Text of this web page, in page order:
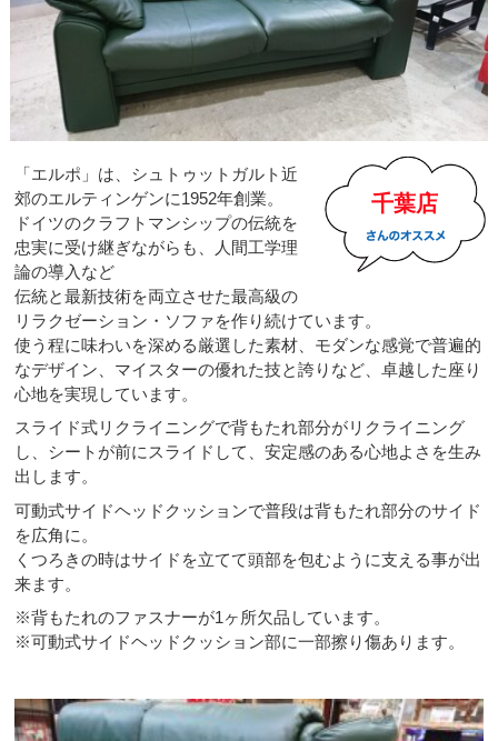
千葉店
「エルポ」は、シュトゥットガルト近
郊のエルティンゲンに1952年創業。
ドイツのクラフトマンシップの伝統を
忠実に受け継ぎながらも、人間工学理
論の導入など
伝統と最新技術を両立させた最高級の
リラクゼーション・ソファを作り続けています。
使う程に味わいを深める厳選した素材、モダンな感覚で普遍的
なデザイン、マイスターの優れた技と誇りなど、卓越した座り
心地を実現しています。
スライド式リクライニングで背もたれ部分がリクライニング
し、シートが前にスライドして、安定感のある心地よさを生み
出します。
可動式サイドヘッドクッションで普段は背もたれ部分のサイド
を広角に。
くつろきの時はサイドを立てて頭部を包むように支える事が出
来ます。
※背もたれのファスナーが1ヶ所欠品しています。
※可動式サイドヘッドクッション部に一部擦り傷あります。